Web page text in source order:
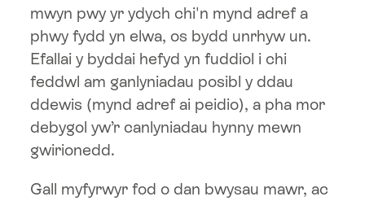
mwyn pwy yr ydych chi'n mynd adref a
phwy fydd yn elwa, os bydd unrhyw un.
Efallai y byddai hefyd yn fuddiol i chi
feddwl am ganlyniadau posibl y ddau
ddewis (mynd adref ai peidio), a pha mor
debygol yw’r canlyniadau hynny mewn
gwirionedd.
Gall myfyrwyr fod o dan bwysau mawr, ac